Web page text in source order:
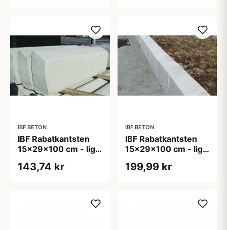
IBF BETON
IBF Rabatkantsten
15x29x100 cm - lige
143,74 kr
IBF BETON
IBF Rabatkantsten
15x29x100 cm - lige
199,99 kr